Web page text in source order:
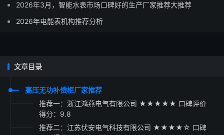
2026年3月，智能水表市场口碑好的生产厂家推荐大推荐
2026年电能表机构推荐分析
文章目录
高压无功补偿柜厂家推荐
推荐一：浙江鸿燕电气有限公司 ★★★★★ 口碑评价
得分：9.8
推荐二：江苏伏安电气科技有限公司 ★★★★☆ 口碑